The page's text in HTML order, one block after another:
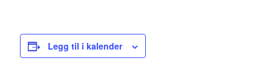
Legg til i kalender